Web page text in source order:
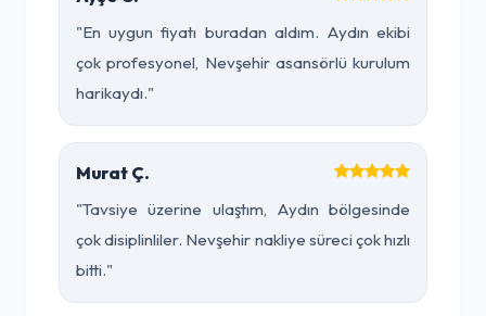
"En uygun fiyatı buradan aldım. Aydın ekibi
çok profesyonel, Nevşehir asansörlü kurulum
harikaydı."
Murat Ç.
"Tavsiye üzerine ulaştım, Aydın bölgesinde
çok disiplinliler. Nevşehir nakliye süreci çok hızlı
bitti."